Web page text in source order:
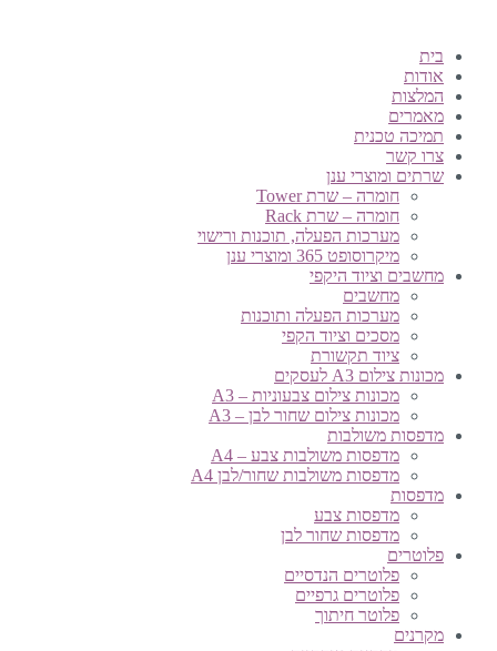
בית
אודות
המלצות
מאמרים
תמיכה טכנית
צרו קשר
שרתים ומוצרי ענן
חומרה – שרת Tower
חומרה – שרת Rack
מערכות הפעלה, תוכנות ורישוי
מיקרוסופט 365 ומוצרי ענן
מחשבים וציוד היקפי
מחשבים
מערכות הפעלה ותוכנות
מסכים וציוד הקפי
ציוד תקשורת
מכונות צילום A3 לעסקים
מכונות צילום צבעוניות – A3
מכונות צילום שחור לבן – A3
מדפסות משולבות
מדפסות משולבות צבע – A4
מדפסות משולבות שחור/לבן A4
מדפסות
מדפסות צבע
מדפסות שחור לבן
פלוטרים
פלוטרים הנדסיים
פלוטרים גרפיים
פלוטר חיתוך
מקרנים